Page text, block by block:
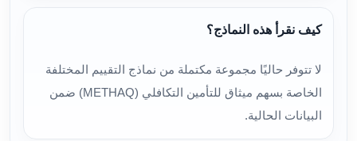
كيف نقرأ هذه النماذج؟
لا تتوفر حاليًا مجموعة مكتملة من نماذج التقييم المختلفة
الخاصة بسهم ميثاق للتأمين التكافلي (METHAQ) ضمن
البيانات الحالية.